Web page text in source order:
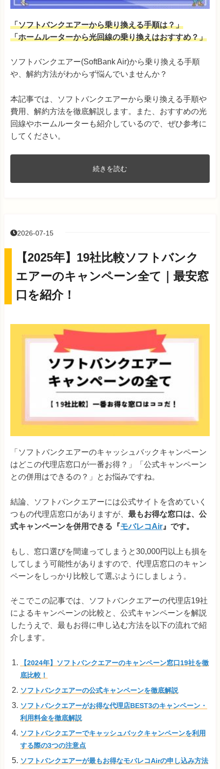
「ソフトバンクエアーから乗り換える手順は？」
「ホームルーターから光回線の乗り換えはおすすめ？」
ソフトバンクエアー(SoftBank Air)から乗り換える手順
や、解約方法がわからず悩んでいませんか？
本記事では、ソフトバンクエアーから乗り換える手順や
費用、解約方法を徹底解説します。また、おすすめの光
回線やホームルーターも紹介しているので、ぜひ参考に
してください。
続きを読む
2026-07-15
【2025年】19社比較ソフトバンク
エアーのキャンペーン全て｜最安窓
口を紹介！
「ソフトバンクエアーのキャッシュバックキャンペーン
はどこの代理店窓口が一番お得？」「公式キャンペーン
との併用はできるの？」とお悩みですね。
結論、ソフトバンクエアーには公式サイトを含めていく
つもの代理店窓口がありますが、 最もお得な窓口は、公
式キャンペーンを併用できる『モバレコAir 』です。
もし、窓口選びを間違ってしまうと30,000円以上も損を
してしまう可能性がありますので、代理店窓口のキャン
ペーンをしっかり比較して選ぶようにしましょう。
そこでこの記事では、ソフトバンクエアーの代理店19社
によるキャンペーンの比較と、公式キャンペーンを解説
したうえで、最もお得に申し込む方法を以下の流れで紹
介します。
【2024年】ソフトバンクエアーのキャンペーン窓口19社を徹
底比較！
ソフトバンクエアーの公式キャンペーンを徹底解説
ソフトバンクエアーがお得な代理店BEST3のキャンペーン・
利用料金を徹底解説
ソフトバンクエアーでキャッシュバックキャンペーンを利用
する際の3つの注意点
ソフトバンクエアーが最もお得なモバレコAirの申し込み方法